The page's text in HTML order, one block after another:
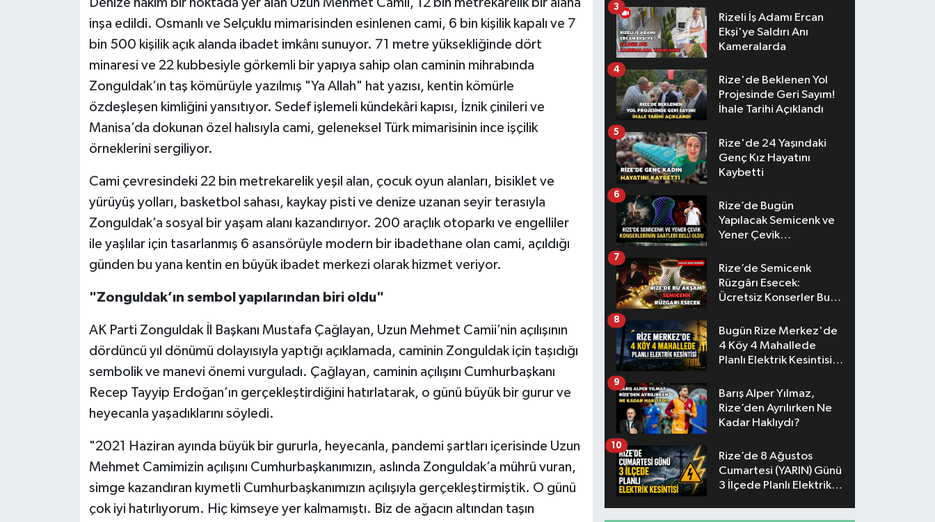
Denize hakim bir noktada yer alan Uzun Mehmet Camii, 12 bin metrekarelik bir alana
inşa edildi. Osmanlı ve Selçuklu mimarisinden esinlenen cami, 6 bin kişilik kapalı ve 7
bin 500 kişilik açık alanda ibadet imkânı sunuyor. 71 metre yüksekliğinde dört
minaresi ve 22 kubbesiyle görkemli bir yapıya sahip olan caminin mihrabında
Zonguldak’ın taş kömürüyle yazılmış "Ya Allah" hat yazısı, kentin kömürle
özdeşleşen kimliğini yansıtıyor. Sedef işlemeli kündekâri kapısı, İznik çinileri ve
Manisa’da dokunan özel halısıyla cami, geleneksel Türk mimarisinin ince işçilik
örneklerini sergiliyor.
Cami çevresindeki 22 bin metrekarelik yeşil alan, çocuk oyun alanları, bisiklet ve
yürüyüş yolları, basketbol sahası, kaykay pisti ve denize uzanan seyir terasıyla
Zonguldak’a sosyal bir yaşam alanı kazandırıyor. 200 araçlık otoparkı ve engelliler
ile yaşlılar için tasarlanmış 6 asansörüyle modern bir ibadethane olan cami, açıldığı
günden bu yana kentin en büyük ibadet merkezi olarak hizmet veriyor.
"Zonguldak’ın sembol yapılarından biri oldu"
AK Parti Zonguldak İl Başkanı Mustafa Çağlayan, Uzun Mehmet Camii’nin açılışının
dördüncü yıl dönümü dolayısıyla yaptığı açıklamada, caminin Zonguldak için taşıdığı
sembolik ve manevi önemi vurguladı. Çağlayan, caminin açılışını Cumhurbaşkanı
Recep Tayyip Erdoğan’ın gerçekleştirdiğini hatırlatarak, o günü büyük bir gurur ve
heyecanla yaşadıklarını söyledi.
"2021 Haziran ayında büyük bir gururla, heyecanla, pandemi şartları içerisinde Uzun
Mehmet Camimizin açılışını Cumhurbaşkanımızın, aslında Zonguldak’a mührü vuran,
simge kazandıran kıymetli Cumhurbaşkanımızın açılışıyla gerçekleştirmiştik. O günü
çok iyi hatırlıyorum. Hiç kimseye yer kalmamıştı. Biz de ağacın altından taşın
Rizeli İş Adamı Ercan
Ekşi'ye Saldırı Anı
Kameralarda
3
Rize'de Beklenen Yol
Projesinde Geri Sayım!
İhale Tarihi Açıklandı
4
Rize'de 24 Yaşındaki
Genç Kız Hayatını
Kaybetti
5
Rize’de Bugün
Yapılacak Semicenk ve
Yener Çevik
Belli Oldu
6
Rize’de Semicenk
Rüzgârı Esecek:
Ücretsiz Konserler Bu
7
Bugün Rize Merkez'de
4 Köy 4 Mahallede
Planlı Elektrik Kesintisi
8
Barış Alper Yılmaz,
Rize’den Ayrılırken Ne
Kadar Haklıydı?
9
Rize’de 8 Ağustos
Cumartesi (YARIN) Günü
3 İlçede Planlı Elektrik
10